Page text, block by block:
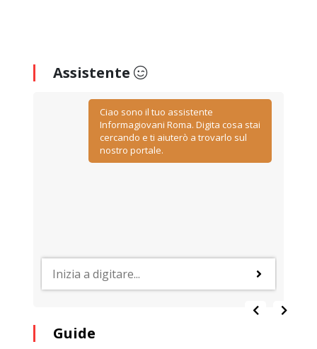
Assistente
Ciao sono il tuo assistente
Informagiovani Roma. Digita cosa stai
cercando e ti aiuterò a trovarlo sul
nostro portale.
Guide